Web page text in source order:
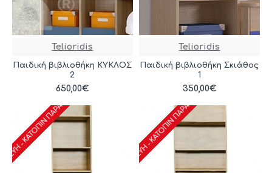
Telioridis
Παιδική βιβλιοθήκη ΚΥΚΛΟΣ
2
650,00€
Telioridis
Παιδική βιβλιοθήκη Σκιάθος
1
350,00€
- ΚΑΤΌΠΙΝ ΠΑΡΑΓΓΕΛΊΑΣ ΚΑΤΑΣΚΕΥΉ - ΚΑΤΌΠΙΝ ΠΑΡΑΓΓΕΛΊΑΣ